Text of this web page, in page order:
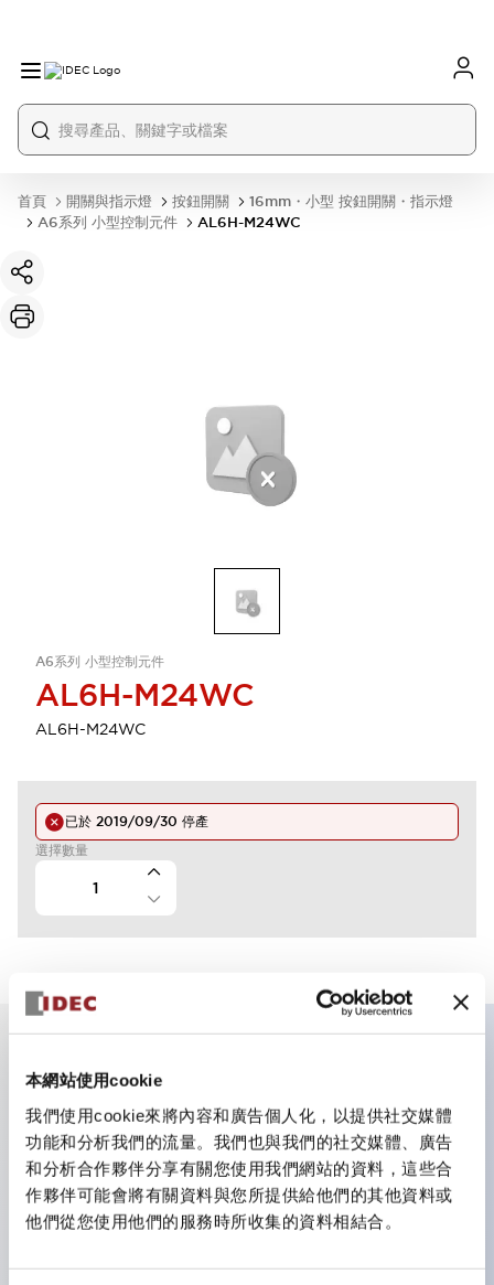
本網站使用cookie
我們使用cookie來將內容和廣告個人化，以提供社交媒體
功能和分析我們的流量。我們也與我們的社交媒體、廣告
和分析合作夥伴分享有關您使用我們網站的資料，這些合
作夥伴可能會將有關資料與您所提供給他們的其他資料或
他們從您使用他們的服務時所收集的資料相結合。
首頁 開關與指示燈 按鈕開關
16mm・小型 按鈕開關・指示燈
A6系列 小型控制元件
AL6H-M24WC
A6系列 小型控制元件
AL6H-M24WC
AL6H-M24WC
已於 2019/09/30 停產
選擇數量
主要特點
適用於從民生到FA領域的廣泛用途
LED照明單元內置限流電阻和二極體
防護結構具備IP40和IP65等級。（IEC 60529）
獲得UL・CSA認證。符合EN（歐洲）標準。 獲得CCC
認證（不含指示燈）。